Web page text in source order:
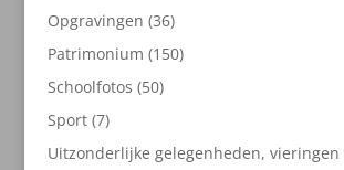
Opgravingen 3636
producten
Patrimonium 150150
Schoolfotos 5050
Sport 77
producten
Uitzonderlijke gelegenheden, vieringen